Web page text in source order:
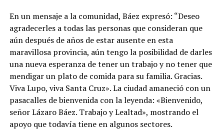
En un mensaje a la comunidad, Báez expresó: “Deseo
agradecerles a todas las personas que consideran que
aún después de años de estar ausente en esta
maravillosa provincia, aún tengo la posibilidad de darles
una nueva esperanza de tener un trabajo y no tener que
mendigar un plato de comida para su familia. Gracias.
Viva Lupo, viva Santa Cruz». La ciudad amaneció con un
pasacalles de bienvenida con la leyenda: «Bienvenido,
señor Lázaro Báez. Trabajo y Lealtad», mostrando el
apoyo que todavía tiene en algunos sectores.